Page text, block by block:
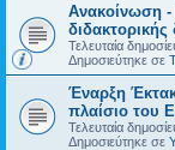
Ανακοίνωση
Τελευταία
Δημοσιεύτηκε σε
Έναρξη
πλαίσιο του
Τελευταία
Δημοσιεύτηκε σε